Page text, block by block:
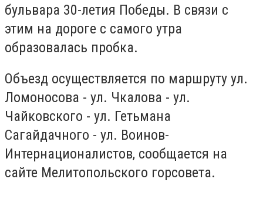
бульвара 30-летия Победы. В связи с
этим на дороге с самого утра
образовалась пробка.
Объезд осуществляется по маршруту ул.
Ломоносова - ул. Чкалова - ул.
Чайковского - ул. Гетьмана
Сагайдачного - ул. Воинов-
Интернационалистов, сообщается на
сайте Мелитопольского горсовета.